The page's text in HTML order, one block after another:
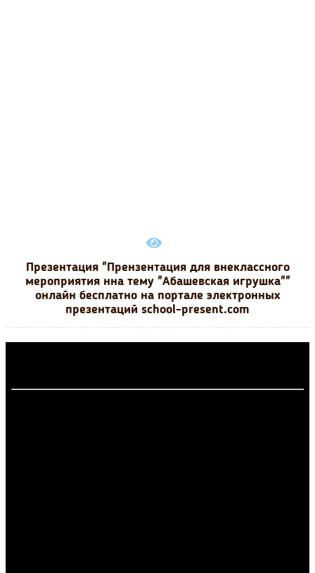
Презентация "Прензентация для внеклассного
мероприятия нна тему "Абашевская игрушка""
онлайн бесплатно на портале электронных
презентаций school-present.com